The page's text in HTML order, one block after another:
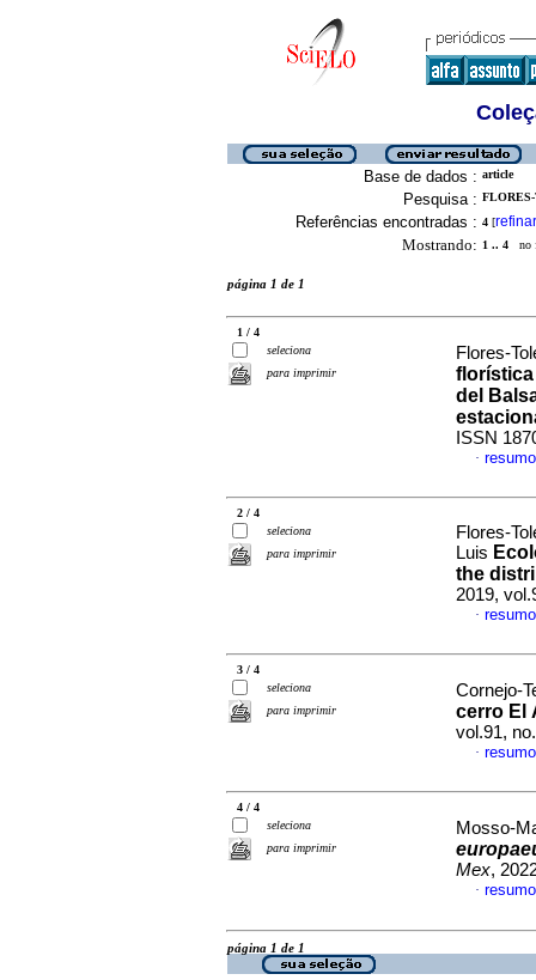
Base de dados : article
Pesquisa :
Referências encontradas : 4 [refinar
Mostrando: 1 .. 4 no
página 1 de 1
1 / 4
seleciona
para imprimir
Flores-
del
ISSN
·
2 / 4
seleciona
para imprimir
Flores-
Luis
the
2019,
·
3 / 4
seleciona
para imprimir
Cornejo-
cerro El
vol.91,
·
4 / 4
seleciona
para imprimir
Mosso-
Mex,
·
página 1 de 1